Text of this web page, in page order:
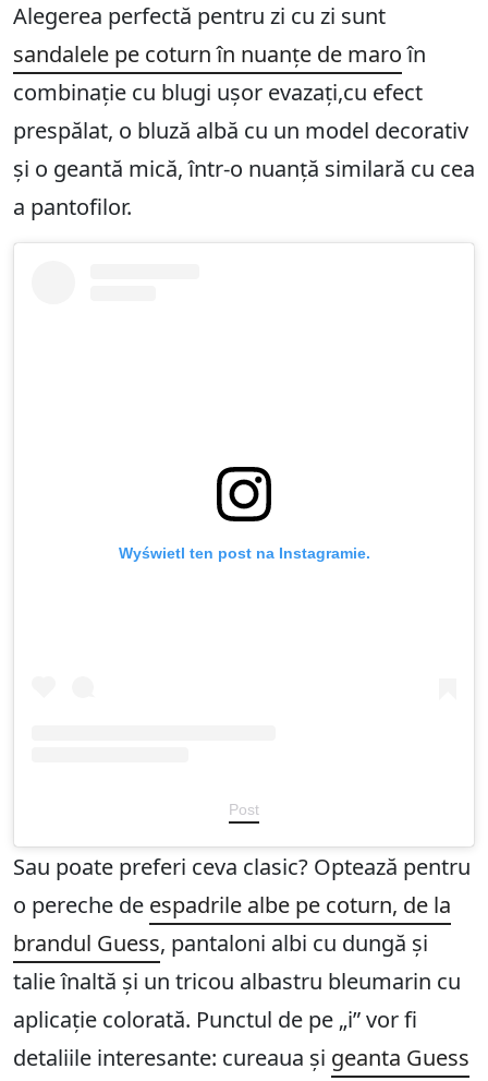
Alegerea perfectă pentru zi cu zi sunt
sandalele pe coturn în nuanțe de maroîn
combinație cu blugi ușor evazați,cu efect
prespălat, o bluză albă cu un model decorativ
și o geantă mică, într-o nuanță similară cu cea
a pantofilor.
Wyświetl ten post na Instagramie.
Post
Sau poate preferi ceva clasic? Optează pentru
o pereche de espadrile albe pe coturn, de la
brandul Guess, pantaloni albi cu dungă și
talie înaltă și un tricou albastru bleumarin cu
aplicație colorată. Punctul de pe „i” vor fi
detaliile interesante: cureaua și geanta Guess